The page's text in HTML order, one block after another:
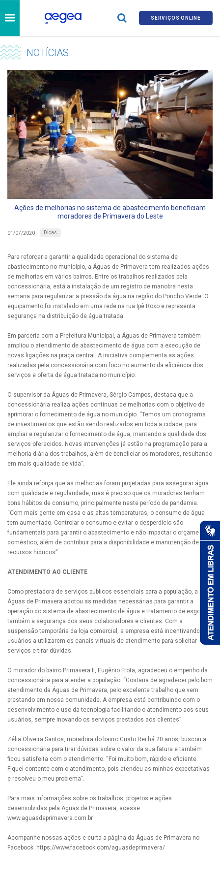
SERVIÇOS ONLINE
NOTÍCIAS
Ações de melhorias no sistema de abastecimento beneficiam
moradores de Primavera do Leste
01/07/2020 Dicas
Para reforçar e garantir a qualidade operacional do sistema de
abastecimento no município, a Águas de Primavera tem realizados ações
de melhorias em vários bairros. Entre os trabalhos realizados pela
concessionária, está a instalação de um registro de manobra nesta
semana para regularizar a pressão da água na região do Poncho Verde. O
equipamento foi instalado em uma rede na rua Ipê Roxo e representa
segurança na distribuição de água tratada.
Em parceria com a Prefeitura Municipal, a Águas de Primavera também
ampliou o atendimento de abastecimento de água com a execução de
novas ligações na praça central. A iniciativa complementa as ações
realizadas pela concessionária com foco no aumento da eficiência dos
serviços e oferta de água tratada no município.
O supervisor da Águas de Primavera, Sérgio Campos, destaca que a
concessionária realiza ações contínuas de melhorias com o objetivo de
aprimorar o fornecimento de água no município. “Temos um cronograma
de investimentos que estão sendo realizados em toda a cidade, para
ampliar e regularizar o fornecimento de água, mantendo a qualidade dos
serviços oferecidos. Novas intervenções já estão na programação para a
melhoria diária dos trabalhos, além de beneficiar os moradores, resultando
em mais qualidade de vida”.
Ele ainda reforça que as melhorias foram projetadas para assegurar água
com qualidade e regularidade, mas é preciso que os moradores tenham
bons hábitos de consumo, principalmente neste período de pandemia.
“Com mais gente em casa e as altas temperaturas, o consumo de água
tem aumentado. Controlar o consumo e evitar o desperdício são
fundamentais para garantir o abastecimento e não impactar o orçamento
doméstico, além de contribuir para a disponibilidade e manutenção de
recursos hídricos”.
ATENDIMENTO AO CLIENTE
Como prestadora de serviços públicos essenciais para a população, a
Águas de Primavera adotou as medidas necessárias para garantir a
operação do sistema de abastecimento de água e tratamento de esgoto e
também a segurança dos seus colaboradores e clientes. Com a
suspensão temporária da loja comercial, a empresa está incentivando os
usuários a utilizarem os canais virtuais de atendimento para solicitar
serviços e tirar dúvidas.
O morador do bairro Primavera II, Eugênio Frota, agradeceu o empenho da
concessionária para atender a população. “Gostaria de agradecer pelo bom
atendimento da Águas de Primavera, pelo excelente trabalho que vem
prestando em nossa comunidade. A empresa está contribuindo com o
desenvolvimento e uso da tecnologia facilitando o atendimento aos seus
usuários, sempre inovando os serviços prestados aos clientes”.
Zélia Oliveira Santos, moradora do bairro Cristo Rei há 20 anos, buscou a
concessionária para tirar dúvidas sobre o valor da sua fatura e também
ficou satisfeita com o atendimento. “Foi muito bom, rápido e eficiente.
Fiquei contente com o atendimento, pois atendeu as minhas expectativas
e resolveu o meu problema”.
Para mais informações sobre os trabalhos, projetos e ações
desenvolvidas pela Águas de Primavera, acesse
www.aguasdeprimavera.com.br
Acompanhe nossas ações e curta a página da Águas de Primavera no
Facebook: https://www.facebook.com/aguasdeprimavera/